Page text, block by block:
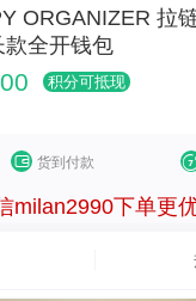
ORGANIZER 拉
款全开钱包
积分可抵现
货到付款
milan2990下单更